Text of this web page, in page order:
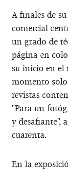
A finales de
comercial
un grado de
página en
su inicio en el
momento
revistas
"Para un
y desafiante",
cuarenta.
En la